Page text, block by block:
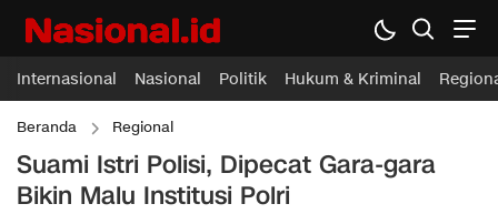
Internasional Nasional Politik Hukum & Kriminal
Beranda Regional
Suami Istri Polisi, Dipecat Gara-gara
Bikin Malu Institusi Polri